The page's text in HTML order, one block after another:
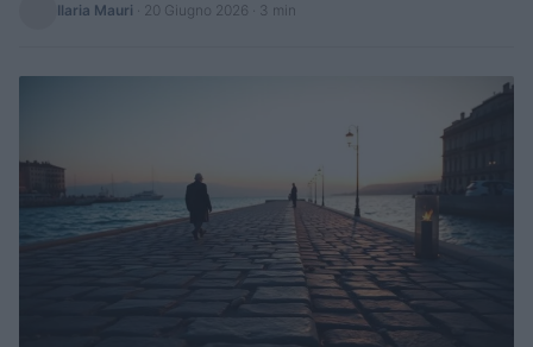
Ilaria Mauri 20 Giugno 2026 · 3 min